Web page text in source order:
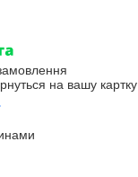
на вашу картку